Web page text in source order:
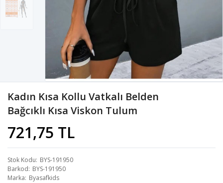
Kadın Kısa Kollu Vatkalı Belden
Bağcıklı Kısa Viskon Tulum
721,75 TL
Stok Kodu BYS-191950
Barkod BYS-191950
Marka Byasafkids